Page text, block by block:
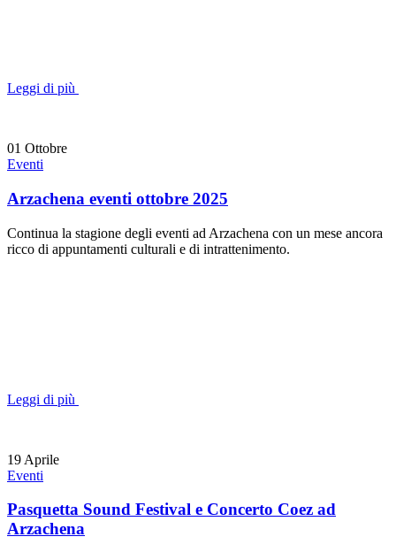
Leggi di più
01 Ottobre
Eventi
Arzachena eventi ottobre 2025
Continua la stagione degli eventi ad Arzachena con un mese ancora
ricco di appuntamenti culturali e di intrattenimento.
Leggi di più
19 Aprile
Eventi
Pasquetta Sound Festival e Concerto Coez ad
Arzachena